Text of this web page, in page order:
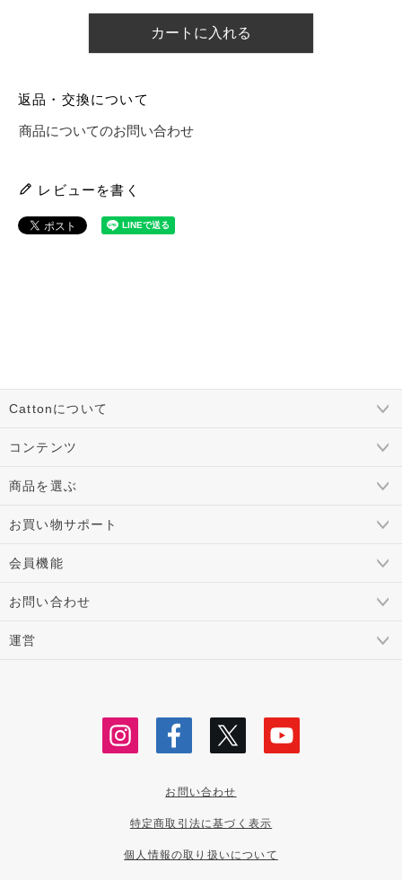
カートに入れる
返品・交換について
商品についてのお問い合わせ
レビューを書く
Cattonについて
コンテンツ
商品を選ぶ
お買い物サポート
会員機能
お問い合わせ
運営
お問い合わせ
特定商取引法に基づく表示
個人情報の取り扱いについて